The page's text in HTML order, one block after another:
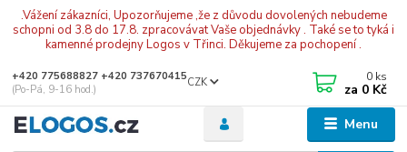
.Vážení zákazníci, Upozorňujeme ,že z důvodu dovolených nebudeme
schopni od 3.8 do 17.8. zpracovávat Vaše objednávky . Také se to tyká i
kamenné prodejny Logos v Třinci. Děkujeme za pochopení .
Menu
CZK
+420 775688827 +420 737670415
(Po-Pá, 9-16 hod.)
0 ks
za 0 Kč